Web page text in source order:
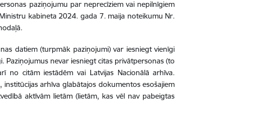
paziņojumu par neprecīziem vai nepilnīgiem
kabineta 2024. gada 7. maija noteikumu Nr.
datiem (turpmāk paziņojumi) var iesniegt vienīgi
nevar iesniegt citas privātpersonas (to
no citām iestādēm vai Latvijas Nacionālā arhīva.
arhīva glabātajos dokumentos esošajiem
aktīvām lietām (lietām, kas vēl nav pabeigtas